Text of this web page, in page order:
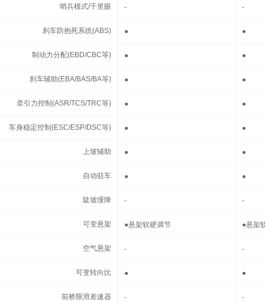
哨兵模式/千里眼 - -
刹车防抱死系统(ABS) ● ●
制动力分配(EBD/CBC等) ● ●
刹车辅助(EBA/BAS/BA等) ● ●
牵引力控制(ASR/TCS/TRC等) ● ●
车身稳定控制(ESC/ESP/DSC等) ● ●
上坡辅助 ● ●
自动驻车 ● ●
陡坡缓降 - -
可变悬架 ●悬架软硬调节 ●悬架
空气悬架 - -
可变转向比 ● ●
前桥限滑差速器 - -
哨兵模式/千里眼
刹车防抱死系统(ABS)
制动力分配(EBD/CBC等)
刹车辅助(EBA/BAS/BA等)
牵引力控制(ASR/TCS/TRC等)
车身稳定控制(ESC/ESP/DSC等)
上坡辅助
自动驻车
陡坡缓降
可变悬架
空气悬架
可变转向比
前桥限滑差速器